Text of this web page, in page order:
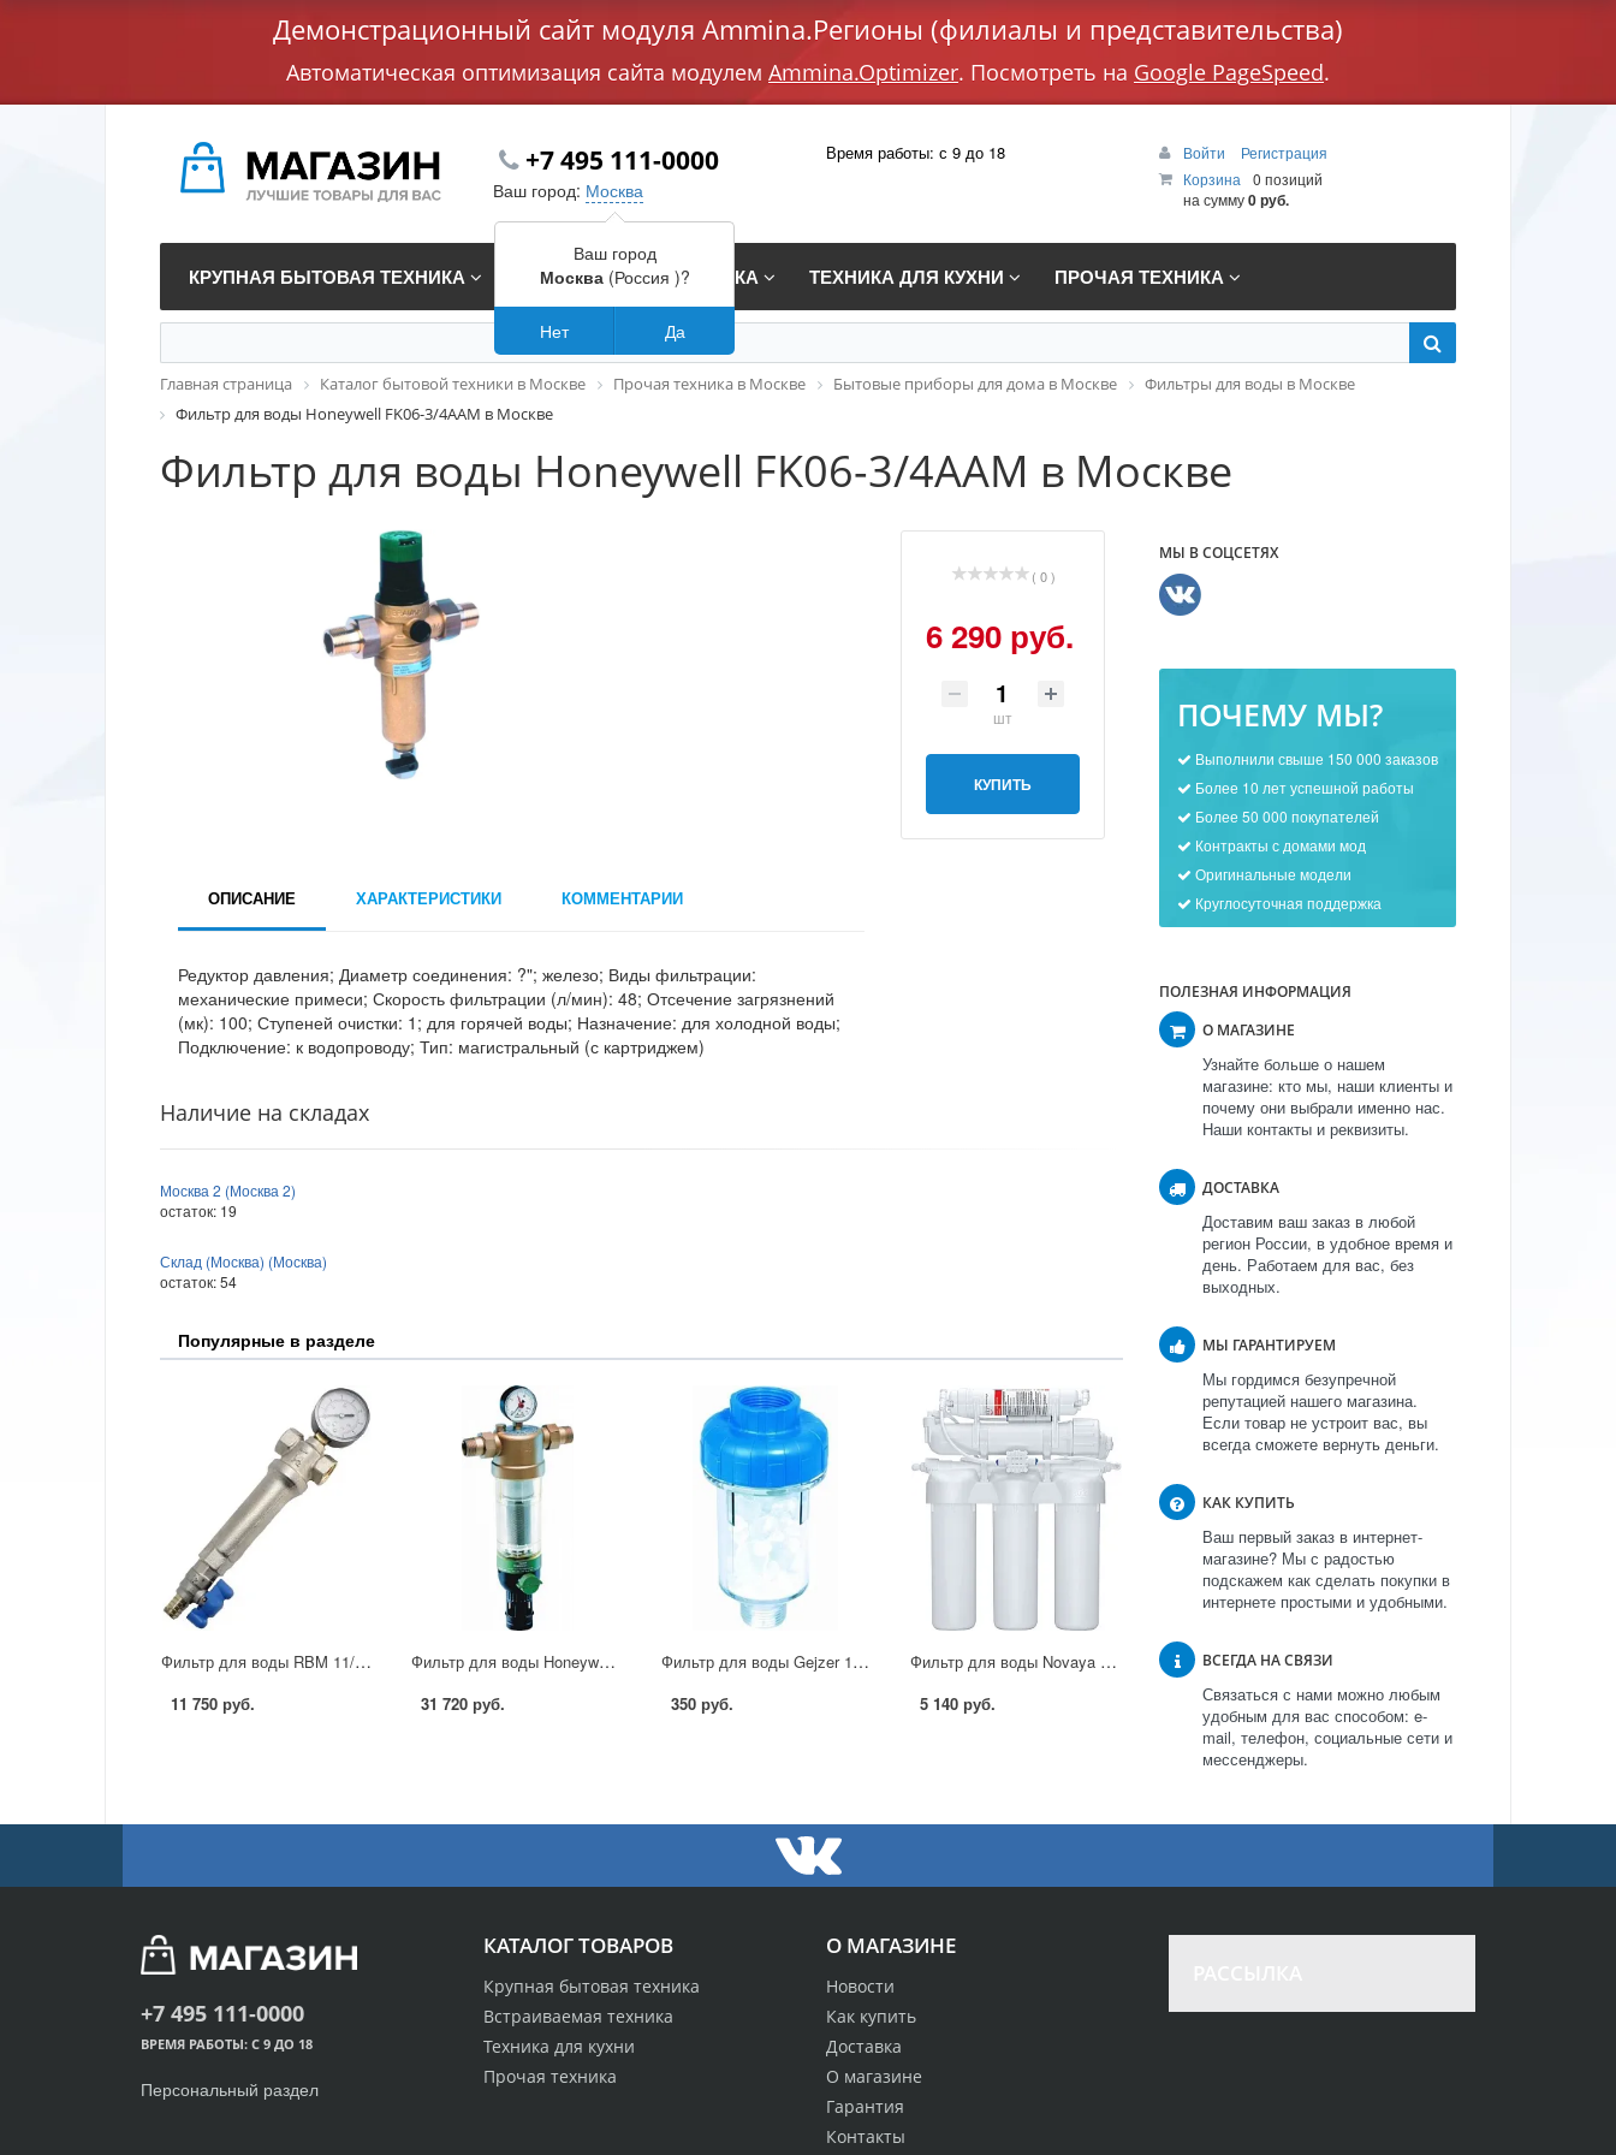
Демонстрационный сайт модуля Ammina.Регионы (филиалы и представительства)
Автоматическая оптимизация сайта модулем Ammina.Optimizer. Посмотреть на Google PageSpeed.
+7 495 111-0000
Ваш город: Москва
Время работы: с 9 до 18 Войти
Регистрация
Корзина
0 позиций
на сумму0 руб.
КРУПНАЯ БЫТОВАЯ ТЕХНИКА ВСТРАИВАЕМАЯ ТЕХНИКА ТЕХНИКА ДЛЯ КУХНИ ПРОЧАЯ ТЕХНИКА
Главная страница Каталог бытовой техники в Москве Прочая техника в Москве Бытовые приборы для дома в Москве
Фильтры для воды в Москве
Фильтр для воды Honeywell FK06-3/4AAM в Москве
Фильтр для воды Honeywell FK06-3/4AAM в Москве
( 0 )
6 290 руб.
шт
КУПИТЬ
ОПИСАНИЕ ХАРАКТЕРИСТИКИ КОММЕНТАРИИ
Редуктор давления; Диаметр соединения: ?"; железо; Виды фильтрации:
механические примеси; Скорость фильтрации (л/мин): 48; Отсечение загрязнений
(мк): 100; Ступеней очистки: 1; для горячей воды; Назначение: для холодной воды;
Подключение: к водопроводу; Тип: магистральный (с картриджем)
Наличие на складах
Москва 2 (Москва 2)
остаток: 19
Склад (Москва) (Москва)
остаток:54
Популярные в разделе
Фильтр для воды RBM 11/4 в Москве
11 750 руб.
Фильтр для воды Honeywell F76S-11/2AE в Москве
31 720 руб.
Фильтр для воды Gejzer 1PF в Москве
350 руб.
Фильтр для воды Novaya Voda Start Osmos OU380 в Москве
5 140 руб.
МЫ В СОЦСЕТЯХ
ПОЧЕМУ МЫ?
Выполнили свыше 150 000 заказов
Более 10 лет успешной работы
Более 50 000 покупателей
Контракты с домами мод
Оригинальные модели
Круглосуточная поддержка
ПОЛЕЗНАЯ ИНФОРМАЦИЯ
О МАГАЗИНЕ
Узнайте больше о нашем
магазине: кто мы, наши клиенты и
почему они выбрали именно нас.
Наши контакты и реквизиты.
ДОСТАВКА
Доставим ваш заказ в любой
регион России, в удобное время и
день. Работаем для вас, без
выходных.
МЫ ГАРАНТИРУЕМ
Мы гордимся безупречной
репутацией нашего магазина.
Если товар не устроит вас, вы
всегда сможете вернуть деньги.
КАК КУПИТЬ
Ваш первый заказ в интернет-
магазине? Мы с радостью
подскажем как сделать покупки в
интернете простыми и удобными.
ВСЕГДА НА СВЯЗИ
Связаться с нами можно любым
удобным для вас способом: e-
mail, телефон, социальные сети и
мессенджеры.
О МАГАЗИНЕ
Новости
Как купить
Доставка
О магазине
Гарантия
Контакты
КАТАЛОГ ТОВАРОВ
Крупная бытовая техника
Встраиваемая техника
Техника для кухни
Прочая техника
+7 495 111-0000
ВРЕМЯ РАБОТЫ: С 9 ДО 18
Персональный раздел
Ваш город
Москва(Россия )?
Нет Да